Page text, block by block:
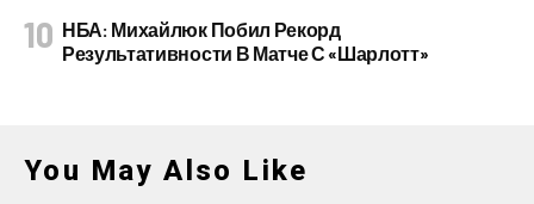
НБА: Михайлюк Побил Рекорд
Результативности В Матче С «Шарлотт»
You May Also Like